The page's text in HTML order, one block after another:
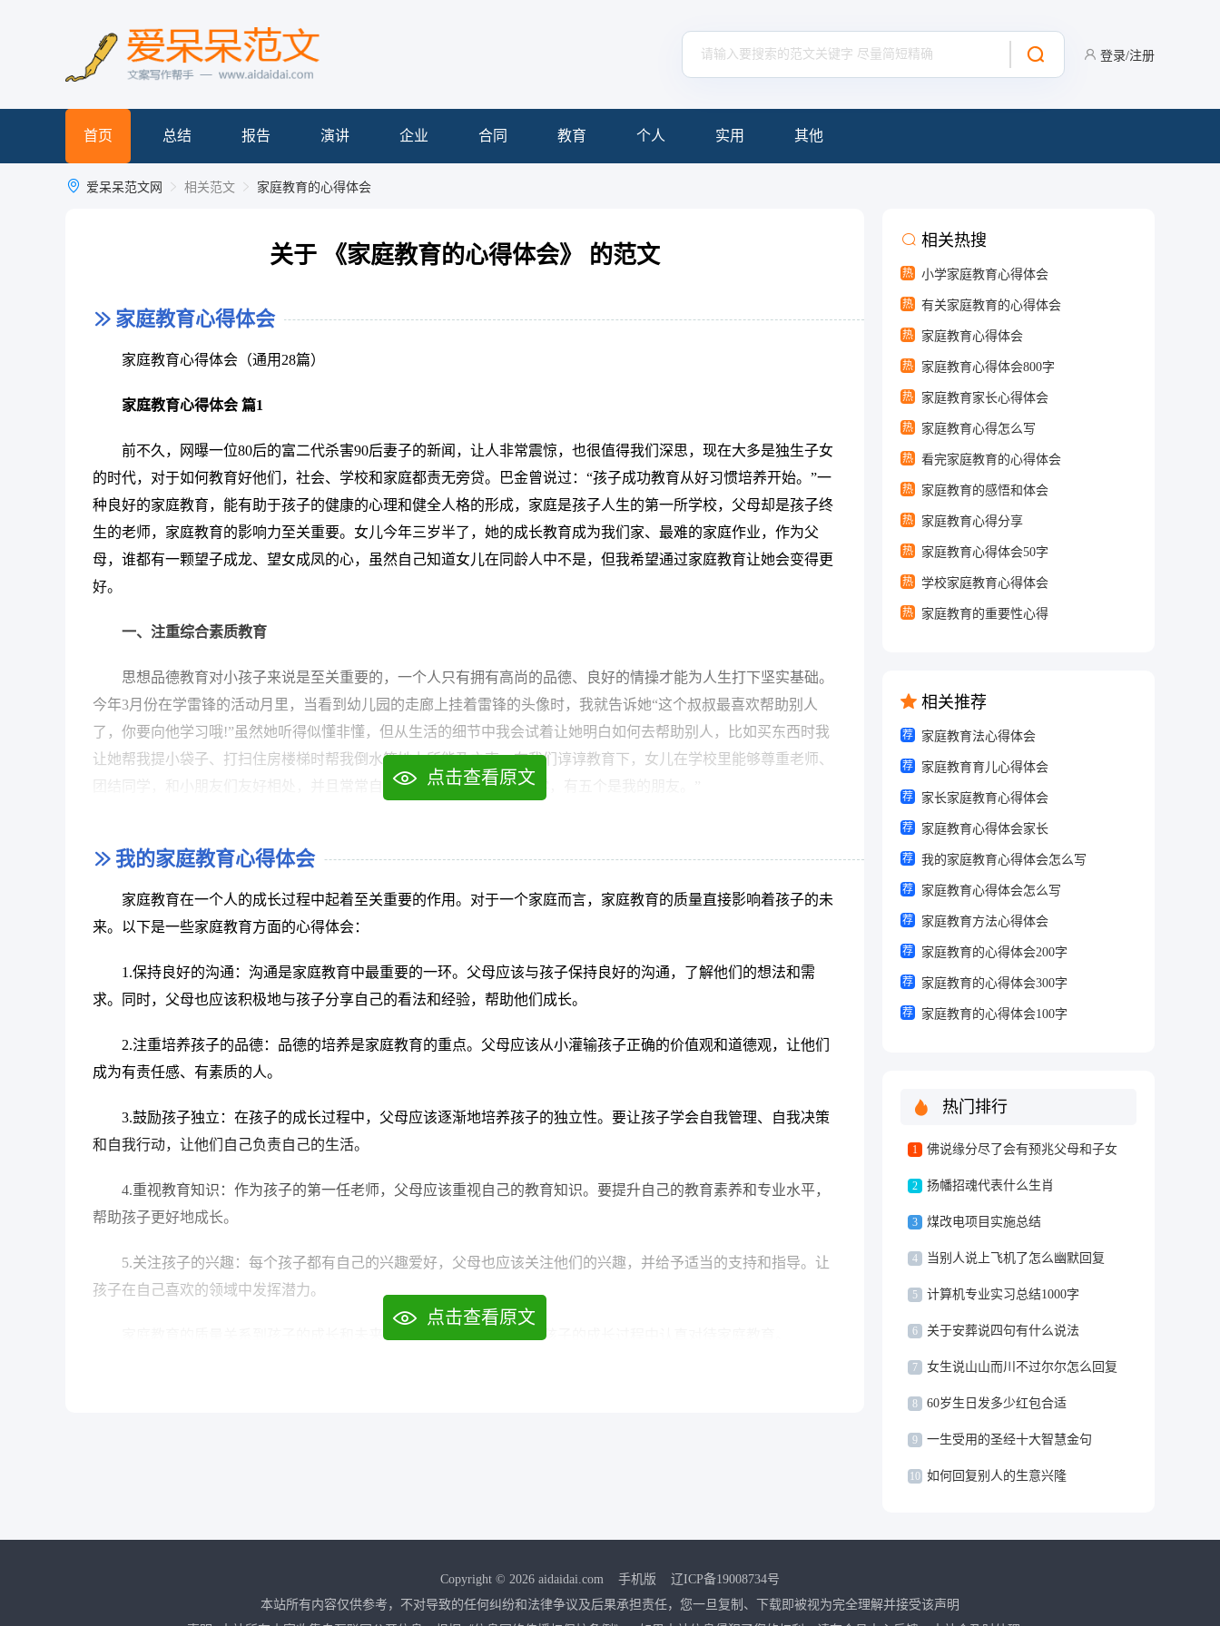
登录/注册
首页 总结 报告 演讲 企业 合同 教育 个人 实用 其他
爱呆呆范文网 相关范文 家庭教育的心得体会
关于 《家庭教育的心得体会》 的范文
家庭教育心得体会
家庭教育心得体会（通用28篇）
家庭教育心得体会 篇1
前不久，网曝一位80后的富二代杀害90后妻子的新闻，让人非常震惊，也很值得我们深思，现在大多是独生子女
的时代，对于如何教育好他们，社会、学校和家庭都责无旁贷。巴金曾说过：“孩子成功教育从好习惯培养开始。”一
种良好的家庭教育，能有助于孩子的健康的心理和健全人格的形成，家庭是孩子人生的第一所学校，父母却是孩子终
生的老师，家庭教育的影响力至关重要。女儿今年三岁半了，她的成长教育成为我们家、最难的家庭作业，作为父
母，谁都有一颗望子成龙、望女成凤的心，虽然自己知道女儿在同龄人中不是，但我希望通过家庭教育让她会变得更
好。
一、注重综合素质教育
思想品德教育对小孩子来说是至关重要的，一个人只有拥有高尚的品德、良好的情操才能为人生打下坚实基础。
今年3月份在学雷锋的活动月里，当看到幼儿园的走廊上挂着雷锋的头像时，我就告诉她“这个叔叔最喜欢帮助别人
了，你要向他学习哦!”虽然她听得似懂非懂，但从生活的细节中我会试着让她明白如何去帮助别人，比如买东西时我
让她帮我提小袋子、打扫住房楼梯时帮我倒水等她力所能及之事。在我们谆谆教育下，女儿在学校里能够尊重老师、
团结同学，和小朋友们友好相处，并且常常自豪地说：“我有好多的同学，有五个是我的朋友。”
幼儿园的学习情况如何，找出她的缺点，要求老师帮忙改正。上个学期女儿胆子较小，通过家园共同教育，这个学期
自信了很多，上课也敢举手发言了。
在家里我深信寓教于乐，不强制她去读书，毕竟还是孩子，而是投其所好让她看《儿童早教新方法》、《小小智
慧树》、《双语不用教》等她喜欢的碟片，让她从动画游戏中学习或者玩玩具时告诉她如何简单的数数方法。
三、重视感恩教育
我爱你”时我会热泪盈眶，也许她并不明白其中涵义，但我听后却感触颇深，结婚九年...
点击查看原文
我的家庭教育心得体会
家庭教育在一个人的成长过程中起着至关重要的作用。对于一个家庭而言，家庭教育的质量直接影响着孩子的未
来。以下是一些家庭教育方面的心得体会：
1.保持良好的沟通：沟通是家庭教育中最重要的一环。父母应该与孩子保持良好的沟通，了解他们的想法和需
求。同时，父母也应该积极地与孩子分享自己的看法和经验，帮助他们成长。
2.注重培养孩子的品德：品德的培养是家庭教育的重点。父母应该从小灌输孩子正确的价值观和道德观，让他们
成为有责任感、有素质的人。
3.鼓励孩子独立：在孩子的成长过程中，父母应该逐渐地培养孩子的独立性。要让孩子学会自我管理、自我决策
和自我行动，让他们自己负责自己的生活。
4.重视教育知识：作为孩子的第一任老师，父母应该重视自己的教育知识。要提升自己的教育素养和专业水平，
帮助孩子更好地成长。
5.关注孩子的兴趣：每个孩子都有自己的兴趣爱好，父母也应该关注他们的兴趣，并给予适当的支持和指导。让
孩子在自己喜欢的领域中发挥潜力。
家庭教育的质量关系到孩子的成长和未来，希望每个家长都能够在孩子的成长过程中认真对待家庭教育。
点击查看原文
相关热搜
热 小学家庭教育心得体会
热 有关家庭教育的心得体会
热 家庭教育心得体会
热 家庭教育心得体会800字
热 家庭教育家长心得体会
热 家庭教育心得怎么写
热 看完家庭教育的心得体会
热 家庭教育的感悟和体会
热 家庭教育心得分享
热 家庭教育心得体会50字
热 学校家庭教育心得体会
热 家庭教育的重要性心得
相关推荐
荐 家庭教育法心得体会
荐 家庭教育育儿心得体会
荐 家长家庭教育心得体会
荐 家庭教育心得体会家长
荐 我的家庭教育心得体会怎么写
荐 家庭教育心得体会怎么写
荐 家庭教育方法心得体会
荐 家庭教育的心得体会200字
荐 家庭教育的心得体会300字
荐 家庭教育的心得体会100字
热门排行
1 佛说缘分尽了会有预兆父母和子女
2 扬幡招魂代表什么生肖
3 煤改电项目实施总结
4 当别人说上飞机了怎么幽默回复
5 计算机专业实习总结1000字
6 关于安葬说四句有什么说法
7 女生说山山而川不过尔尔怎么回复
8 60岁生日发多少红包合适
9 一生受用的圣经十大智慧金句
10 如何回复别人的生意兴隆
Copyright © 2026 aidaidai.com 手机版
辽ICP备19008734号
本站所有内容仅供参考，不对导致的任何纠纷和法律争议及后果承担责任，您一旦复制、下载即被视为完全理解并接受该声明